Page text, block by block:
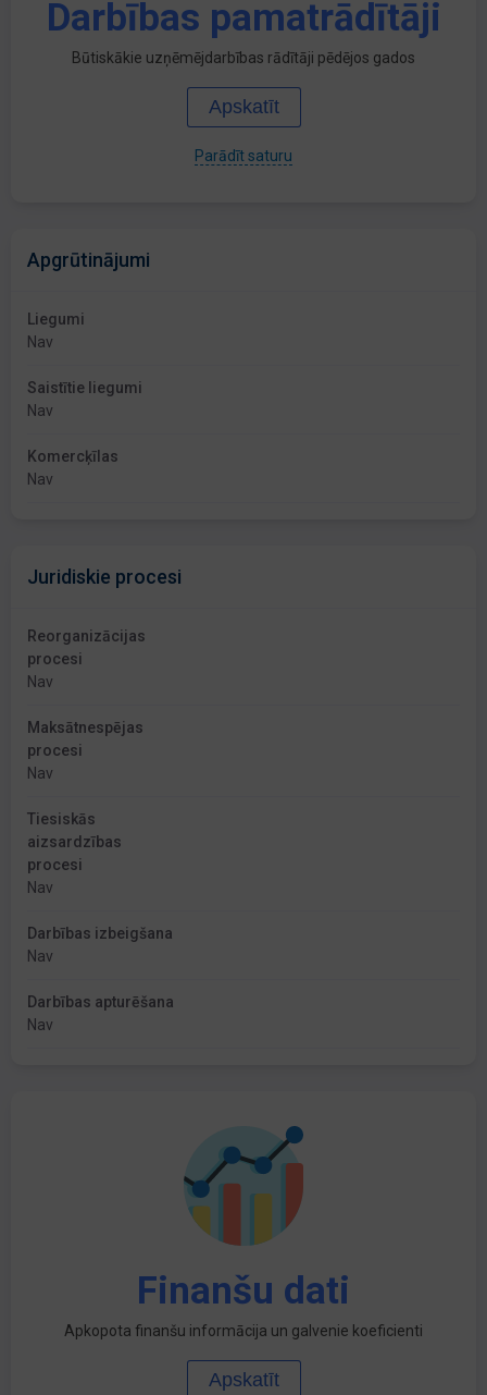
Darbības pamatrādītāji
Būtiskākie uzņēmējdarbības rādītāji pēdējos gados
Apskatīt
Parādīt saturu
Apgrūtinājumi
Liegumi
Nav
Saistītie liegumi
Nav
Komercķīlas
Nav
Juridiskie procesi
Reorganizācijas
procesi
Nav
Maksātnespējas
procesi
Nav
Tiesiskās
aizsardzības
procesi
Nav
Darbības izbeigšana
Nav
Darbības apturēšana
Nav
Finanšu dati
Apkopota finanšu informācija un galvenie koeficienti
Apskatīt